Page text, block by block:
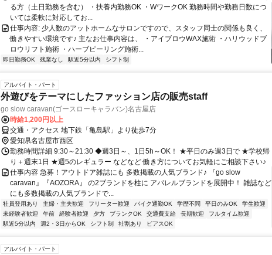
る方（土日勤務を含む） ・扶養内勤務OK ・WワークOK 勤務時間や勤務日数につ
いては柔軟に対応してお...
仕事内容: 少人数のアットホームなサロンですので、スタッフ同士の関係も良く、
働きやすい環境です♪ 主なお仕事内容は、 ・アイブロウWAX施術 ・ハリウッドブ
ロウリフト施術 ・ハーブピーリング施術...
即日勤務OK 残業なし 駅近5分以内 シフト制
アルバイト・パート
外遊びをテーマにしたファッション店の販売staff
go slow caravan(ゴースローキャラバン)名古屋店
時給1,200円以上
交通・アクセス 地下鉄「亀島駅」より徒歩7分
愛知県名古屋市西区
勤務時間詳細 9:30～21:30 ◆週3日～、1日5h～OK！ ★平日のみ週3日で ★学校帰
り＋週末1日 ★週5のレギュラー などなど 働き方についてお気軽にご相談下さい♪
仕事内容 急募！アウトドア雑誌にも 多数掲載の人気ブランド♪ 『go slow
caravan』『AOZORA』 の2ブランドを柱に アパレルブランドを展開中！ 雑誌など
にも多数掲載の人気ブランドで...
社員登用あり 主婦・主夫歓迎 フリーター歓迎 バイク通勤OK 学歴不問 平日のみOK
学生歓迎
未経験者歓迎
午前 経験者歓迎 夕方 ブランクOK 交通費支給 長期歓迎
フルタイム歓迎
駅近5分以内
週2・3日からOK シフト制 社割あり ピアスOK
アルバイト・パート